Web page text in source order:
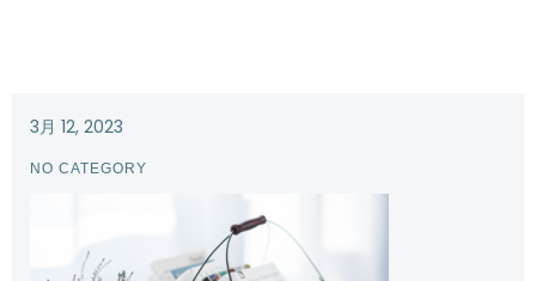
3月 12, 2023
NO CATEGORY